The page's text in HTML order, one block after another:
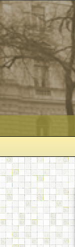
Skip
to
content